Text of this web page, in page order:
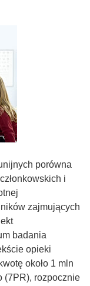
porówna
i
zajmujących
badania
opieki
około 1 mln
(7PR), rozpocznie